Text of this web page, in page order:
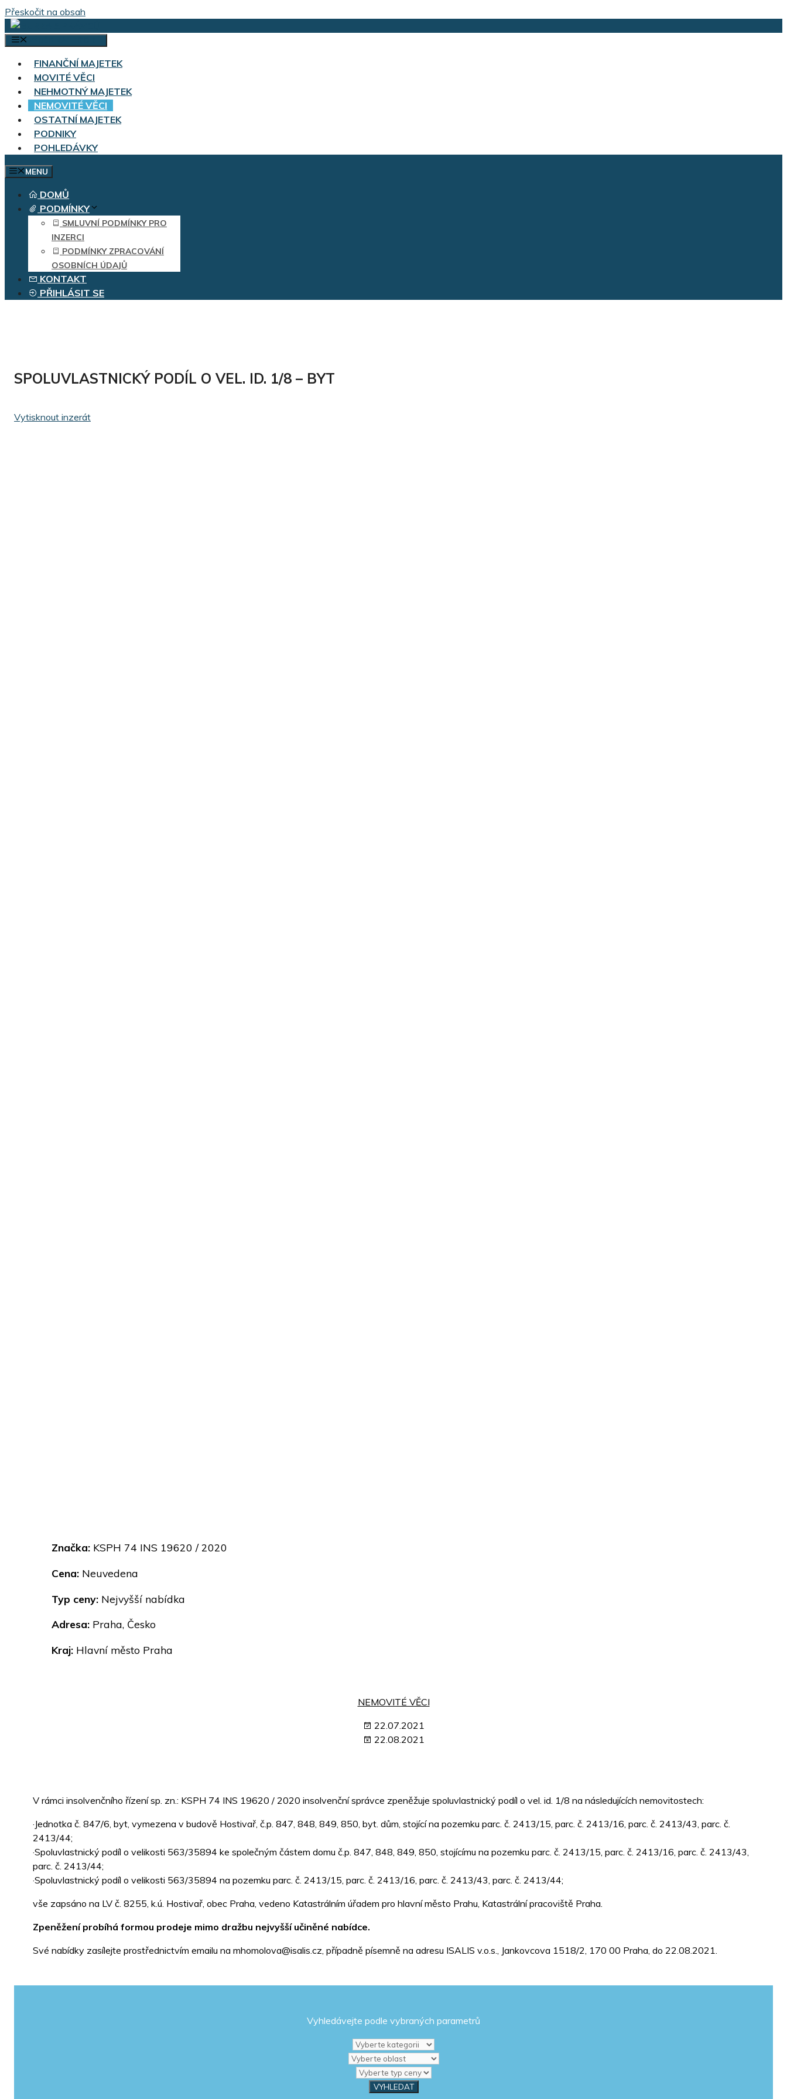
Přeskočit na obsah
FINANČNÍ MAJETEK
MOVITÉ VĚCI
NEHMOTNÝ MAJETEK
NEMOVITÉ VĚCI
OSTATNÍ MAJETEK
PODNIKY
POHLEDÁVKY
MENU
DOMŮ
PODMÍNKY
SMLUVNÍ PODMÍNKY PRO
INZERCI
PODMÍNKY ZPRACOVÁNÍ
OSOBNÍCH ÚDAJŮ
KONTAKT
PŘIHLÁSIT SE
SPOLUVLASTNICKÝ PODÍL O VEL. ID. 1/8 – BYT
Vytisknout inzerát
Značka: KSPH 74 INS 19620 / 2020
Cena: Neuvedena
Typ ceny: Nejvyšší nabídka
Adresa: Praha, Česko
Kraj: Hlavní město Praha
NEMOVITÉ VĚCI
22.07.2021
22.08.2021
V rámci insolvenčního řízení sp. zn.: KSPH 74 INS 19620 / 2020 insolvenční správce zpeněžuje spoluvlastnický podíl o vel. id. 1/8 na následujících nemovitostech:
·Jednotka č. 847/6, byt, vymezena v budově Hostivař, č.p. 847, 848, 849, 850, byt. dům, stojící na pozemku parc. č. 2413/15, parc. č. 2413/16, parc. č. 2413/43, parc. č.
2413/44;
·Spoluvlastnický podíl o velikosti 563/35894 ke společným částem domu č.p. 847, 848, 849, 850, stojícímu na pozemku parc. č. 2413/15, parc. č. 2413/16, parc. č. 2413/43,
parc. č. 2413/44;
·Spoluvlastnický podíl o velikosti 563/35894 na pozemku parc. č. 2413/15, parc. č. 2413/16, parc. č. 2413/43, parc. č. 2413/44;
vše zapsáno na LV č. 8255, k.ú. Hostivař, obec Praha, vedeno Katastrálním úřadem pro hlavní město Prahu, Katastrální pracoviště Praha.
Zpeněžení probíhá formou prodeje mimo dražbu nejvyšší učiněné nabídce.
Své nabídky zasílejte prostřednictvím emailu na mhomolova@isalis.cz, případně písemně na adresu ISALIS v.o.s., Jankovcova 1518/2, 170 00 Praha, do 22.08.2021.
Vyhledávejte podle vybraných parametrů